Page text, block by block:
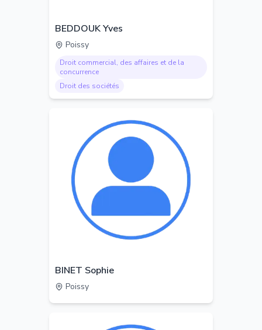
BEDDOUK Yves
Poissy
Droit commercial, des affaires et de la
concurrence
Droit des sociétés
BINET Sophie
Poissy